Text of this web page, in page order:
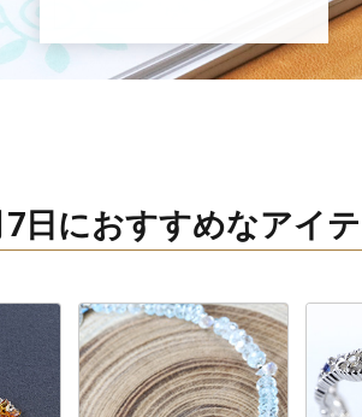
7日におすすめなアイ